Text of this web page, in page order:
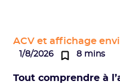
ACV et affichage
1/8/2026 8 mins
Tout comprendre à